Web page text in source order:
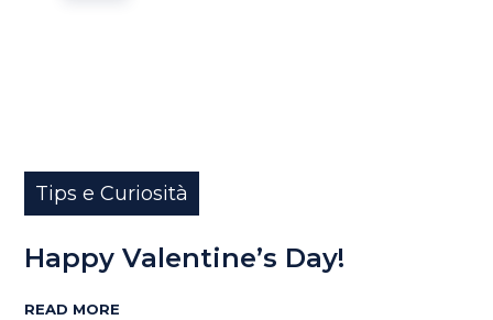
Tips e Curiosità
Happy Valentine’s Day!
READ MORE